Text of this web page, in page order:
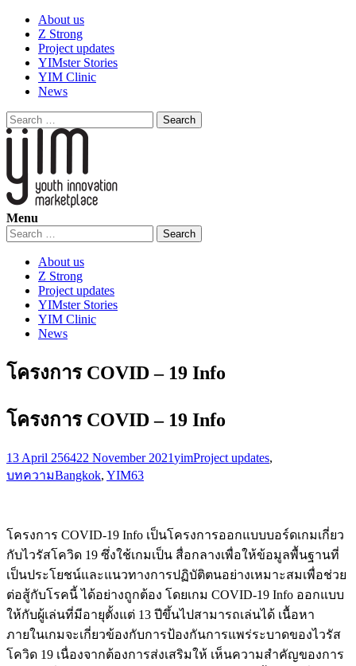
Skip
content
About us
Z Strong
Project updates
YIMster Stories
YIM Clinic
News
Search
for:
YIM
Youth Innovation Marketplace
Menu
Search
for:
About us
Z Strong
Project updates
YIMster Stories
YIM Clinic
News
โครงการ COVID – 19 Info
โครงการ COVID – 19 Info
13 April 256422 November 2021yimProject updates,
บทความBangkok, YIM63
โครงการ COVID-19 Info เป็นโครงการออกแบบบอร์ดเกมเกี่ยว
กับไวรัสโควิด 19 ซึ่งใช้เกมเป็น สื่อกลางเพื่อให้ข้อมูลพื้นฐานที่
เป็นประโยชน์และแนวทางการปฏิบัติตนอย่างเหมาะสมเพื่อช่วย
ต่อสู้กับโรคนี้ ได้อย่างถูกต้อง โดยเกม COVID-19 Info ออกแบบ
ให้กับผู้เล่นที่มีอายุตั้งแต่ 13 ปีขึ้นไปสามารถเล่นได้ เนื้อหา
ภายในเกมจะเกี่ยวข้องกับการป้องกันการแพร่ระบาดของไวรัส
โควิด 19 เนื่องจากต้องการส่งเสริมให้ เห็นความสำคัญของการ